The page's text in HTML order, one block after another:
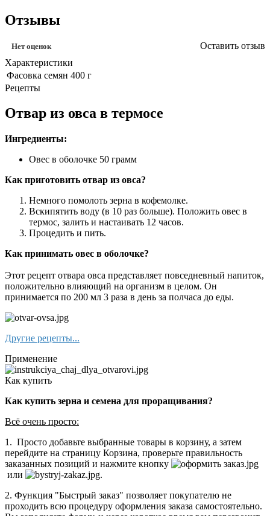
Отзывы
Нет оценок
Оставить отзыв
Характеристики
Фасовка семян 400 г
Рецепты
Отвар из овса в термосе
Ингредиенты:
Овес в оболочке 50 грамм
Как приготовить отвар из овса?
Немного помолоть зерна в кофемолке.
Вскипятить воду (в 10 раз больше). Положить овес в
термос, залить и настаивать 12 часов.
Процедить и пить.
Как принимать овес в оболочке?
Этот рецепт отвара овса представляет повседневный напиток,
положительно влияющий на организм в целом. Он
принимается по 200 мл 3 раза в день за полчаса до еды.
Другие рецепты...
Применение
Как купить
Как купить зерна и семена для проращивания?
Всё очень просто:
1. Просто добавьте выбранные товары в корзину, а затем
перейдите на страницу Корзина, проверьте правильность
заказанных позиций и нажмите кнопку
или
.
2. Функция "Быстрый заказ" позволяет покупателю не
проходить всю процедуру оформления заказа самостоятельно.